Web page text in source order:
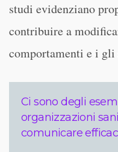
studi evidenziano
contribuire a
comportamenti e i
Ci sono degli
organizzazioni
comunicare